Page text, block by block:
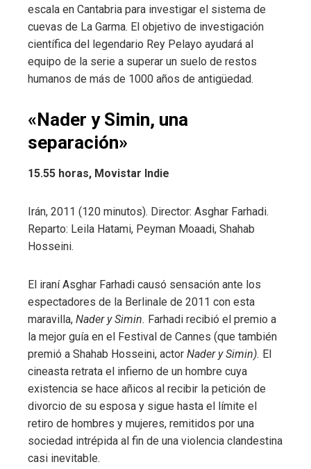
escala en Cantabria para investigar el sistema de
cuevas de La Garma. El objetivo de investigación
científica del legendario Rey Pelayo ayudará al
equipo de la serie a superar un suelo de restos
humanos de más de 1000 años de antigüedad.
«Nader y Simin, una
separación»
15.55 horas, Movistar Indie
Irán, 2011 (120 minutos). Director: Asghar Farhadi.
Reparto: Leila Hatami, Peyman Moaadi, Shahab
Hosseini.
El iraní Asghar Farhadi causó sensación ante los
espectadores de la Berlinale de 2011 con esta
maravilla, Nader y Simin. Farhadi recibió el premio a
la mejor guía en el Festival de Cannes (que también
premió a Shahab Hosseini, actor Nader y Simin). El
cineasta retrata el infierno de un hombre cuya
existencia se hace añicos al recibir la petición de
divorcio de su esposa y sigue hasta el límite el
retiro de hombres y mujeres, remitidos por una
sociedad intrépida al fin de una violencia clandestina
casi inevitable.